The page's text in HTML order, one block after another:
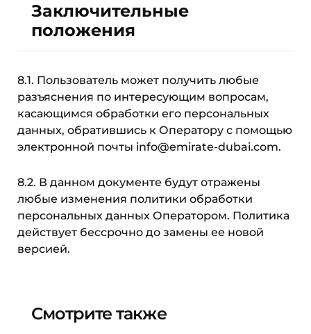
Заключительные
положения
8.1. Пользователь может получить любые
разъяснения по интересующим вопросам,
касающимся обработки его персональных
данных, обратившись к Оператору с помощью
электронной почты info@emirate-dubai.com.
8.2. В данном документе будут отражены
любые изменения политики обработки
персональных данных Оператором. Политика
действует бессрочно до замены ее новой
версией.
Смотрите также